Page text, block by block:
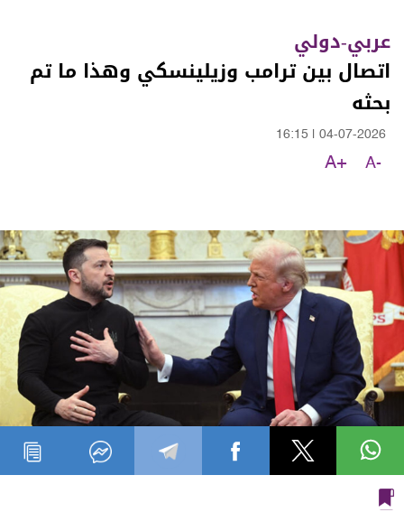
عربي-دولي
اتصال بين ترامب وزيلينسكي وهذا ما تم
بحثه
04-07-2026
16:15
A-
A+